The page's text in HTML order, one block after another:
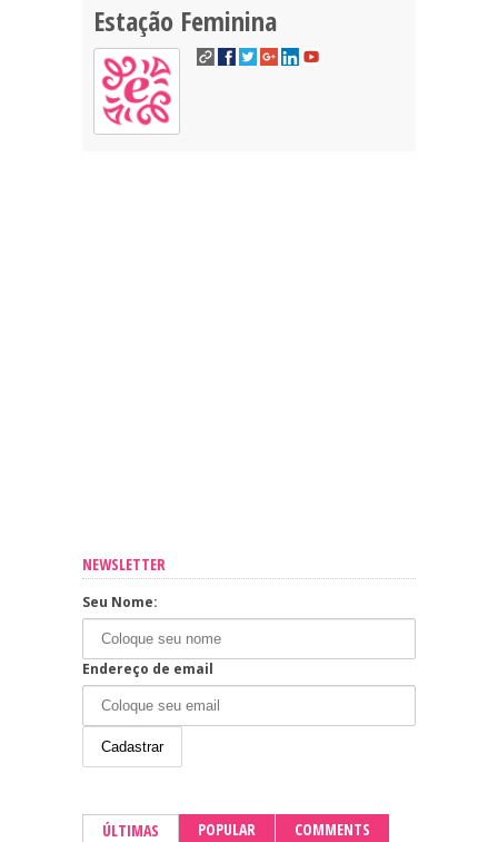
Estação Feminina
NEWSLETTER
Seu Nome:
Endereço de email
ÚLTIMAS POPULAR COMMENTS